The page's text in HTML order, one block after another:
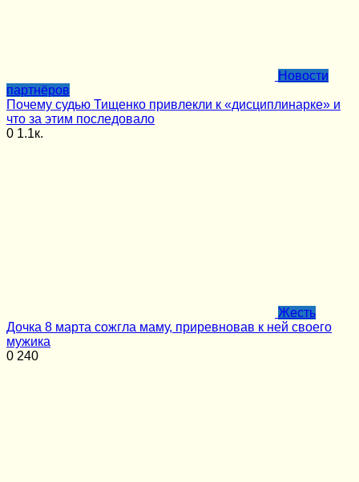
Новости
партнёров
Почему судью Тищенко привлекли к «дисциплинарке» и
что за этим последовало
0 1.1к.
Жесть
Дочка 8 марта сожгла маму, приревновав к ней своего
мужика
0 240